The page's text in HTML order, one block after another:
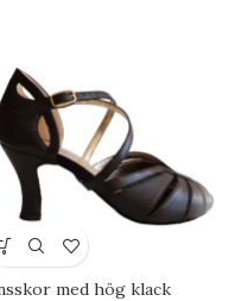
med hög klack